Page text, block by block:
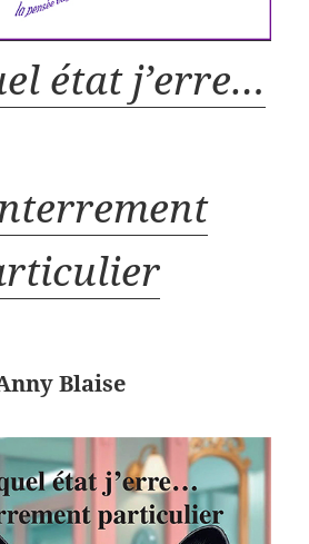
état j’erre…
Blaise